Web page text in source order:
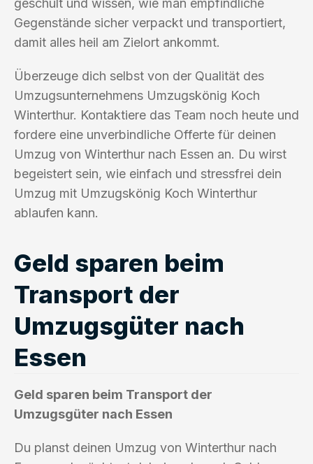
geschult und wissen, wie man empfindliche
Gegenstände sicher verpackt und transportiert,
damit alles heil am Zielort ankommt.
Überzeuge dich selbst von der Qualität des
Umzugsunternehmens Umzugskönig Koch
Winterthur. Kontaktiere das Team noch heute und
fordere eine unverbindliche Offerte für deinen
Umzug von Winterthur nach Essen an. Du wirst
begeistert sein, wie einfach und stressfrei dein
Umzug mit Umzugskönig Koch Winterthur
ablaufen kann.
Geld sparen beim
Transport der
Umzugsgüter nach
Essen
Geld sparen beim Transport der
Umzugsgüter nach Essen
Du planst deinen Umzug von Winterthur nach